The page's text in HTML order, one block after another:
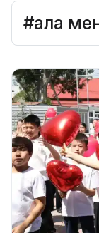
#қала